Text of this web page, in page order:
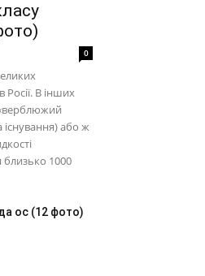
0
В інших
існування) або ж
близько 1000
ос (12 фото)